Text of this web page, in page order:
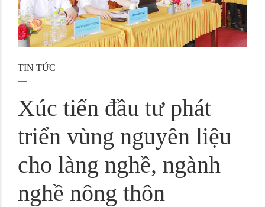
TIN TỨC
Xúc tiến đầu tư phát
triển vùng nguyên liệu
cho làng nghề, ngành
nghề nông thôn